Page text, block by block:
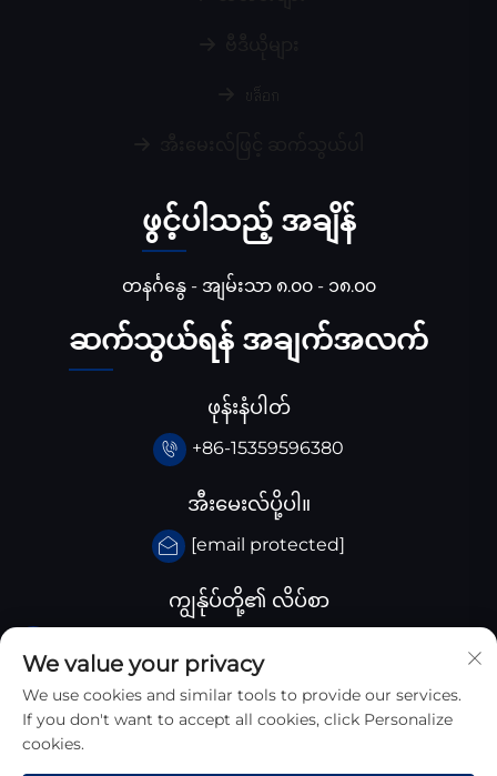
ဖွင့်ပါသည့် အချိန်
တနင်္ဂနွေ - အျမ်းသာ ၈.၀၀ - ၁၈.၀၀
ဆက်သွယ်ရန် အချက်အလက်
ဖုန်းနံပါတ်
+86-15359596380
အီးမေးလ်ပို့ပါ။
[email protected]
ကျွန်ုပ်တို့၏ လိပ်စာ
Sichuan province, ချီးနား
We value your privacy
We use cookies and similar tools to provide our services.
If you don't want to accept all cookies, click Personalize
cookies.